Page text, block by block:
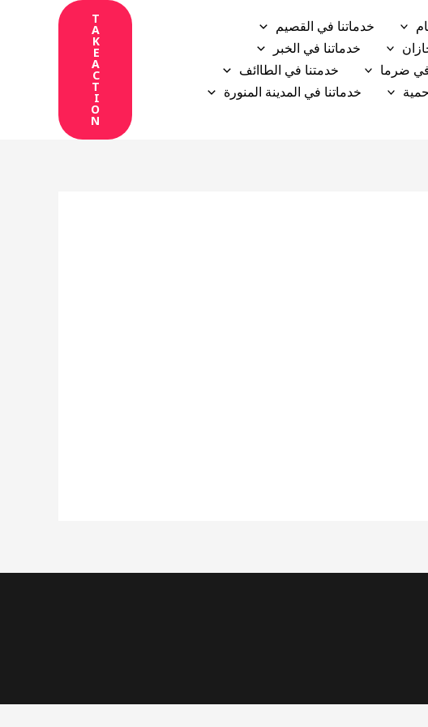
خدماتنا في القصيم
خدماتنا في الخبر
في ضرما
خدمتنا في الطاائف
خدماتنا في المدينة المنورة
T
A
K
E
A
C
T
I
O
N